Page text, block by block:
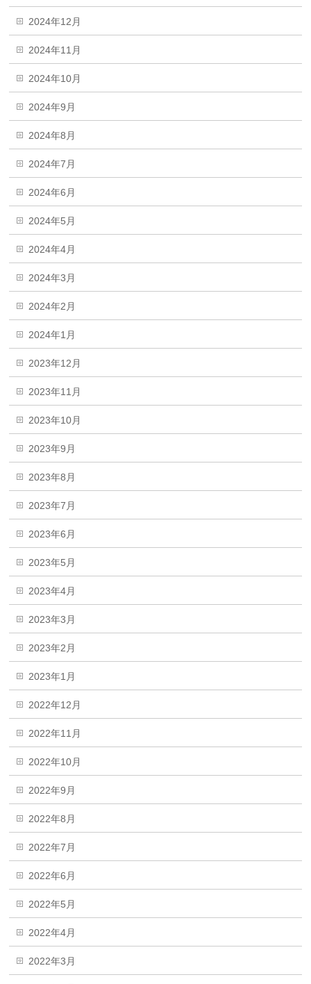
2024年12月
2024年11月
2024年10月
2024年9月
2024年8月
2024年7月
2024年6月
2024年5月
2024年4月
2024年3月
2024年2月
2024年1月
2023年12月
2023年11月
2023年10月
2023年9月
2023年8月
2023年7月
2023年6月
2023年5月
2023年4月
2023年3月
2023年2月
2023年1月
2022年12月
2022年11月
2022年10月
2022年9月
2022年8月
2022年7月
2022年6月
2022年5月
2022年4月
2022年3月